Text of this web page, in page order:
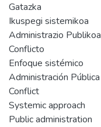
Gatazka
Ikuspegi sistemikoa
Administrazio Publikoa
Conflicto
Enfoque sistémico
Administración Pública
Conflict
Systemic approach
Public administration